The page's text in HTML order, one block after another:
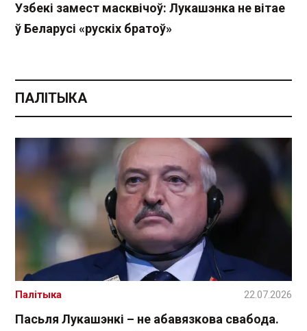
Узбекі замест масквічоў: Лукашэнка не вітае
ў Беларусі «рускіх братоў»
ПАЛІТЫКА
Пасьля Лукашэнкі – не абавязкова свабода.
Палітыка 22.07.2026